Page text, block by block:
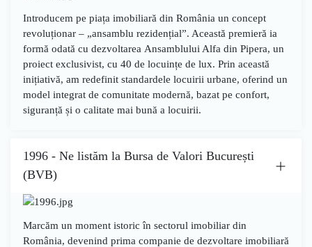
Introducem pe piața imobiliară din România un concept
revoluționar – „ansamblu rezidențial”. Această premieră ia
formă odată cu dezvoltarea Ansamblului Alfa din Pipera, un
proiect exclusivist, cu 40 de locuințe de lux. Prin această
inițiativă, am redefinit standardele locuirii urbane, oferind un
model integrat de comunitate modernă, bazat pe confort,
siguranță și o calitate mai bună a locuirii.
1996 - Ne listăm la Bursa de Valori București
(BVB)
Marcăm un moment istoric în sectorul imobiliar din
România, devenind prima companie de dezvoltare imobiliară